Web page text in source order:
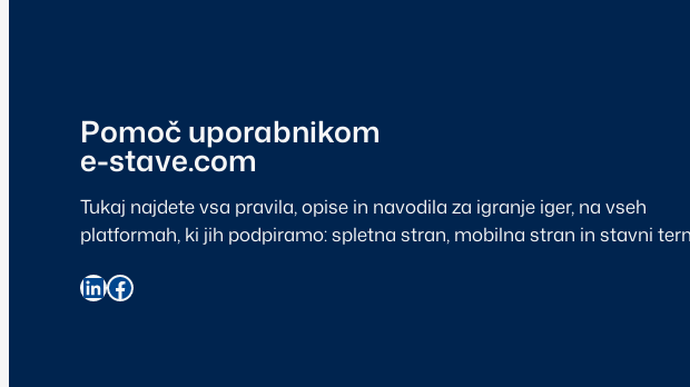
Pomoč uporabnikom
e-stave.com
Tukaj najdete vsa pravila, opise in navodila za igranje iger, na vseh
platformah, ki jih podpiramo: spletna stran, mobilna stran in stavni